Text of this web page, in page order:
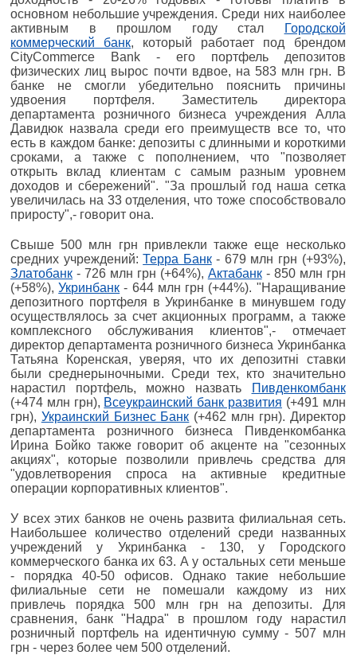
основном небольшие учреждения. Среди них наиболее
активным в прошлом году стал
Городской
коммерческий банк, который работает под брендом
CityCommerce Bank - его портфель депозитов
физических лиц вырос почти вдвое, на 583 млн грн. В
банке не смогли убедительно пояснить причины
удвоения портфеля. Заместитель директора
департамента розничного бизнеса учреждения Алла
Давидюк назвала среди его преимуществ все то, что
есть в каждом банке: депозиты с длинными и короткими
сроками, а также с пополнением, что "позволяет
открыть вклад клиентам с самым разным уровнем
доходов и сбережений". "За прошлый год наша сетка
увеличилась на 33 отделения, что тоже способствовало
приросту",- говорит она.
Свыше 500 млн грн привлекли также еще несколько
средних учреждений:Терра Банк- 679 млн грн (+93%),
Златобанк - 726 млн грн (+64%), Актабанк- 850 млн грн
(+58%),Укринбанк - 644 млн грн (+44%). "Наращивание
депозитного портфеля в Укринбанке в минувшем году
осуществлялось за счет акционных программ, а также
комплексного обслуживания клиентов",- отмечает
директор департамента розничного бизнеса Укринбанка
Татьяна Коренская, уверяя, что их депозитні ставки
были среднерыночными. Среди тех, кто значительно
нарастил портфель, можно назвать
Пивденкомбанк
(+474 млн грн), Всеукраинский банк развития (+491 млн
грн), Украинский Бизнес Банк (+462 млн грн). Директор
департамента розничного бизнеса Пивденкомбанка
Ирина Бойко также говорит об акценте на "сезонных
акциях", которые позволили привлечь средства для
"удовлетворения спроса на активные кредитные
операции корпоративных клиентов".
У всех этих банков не очень развита филиальная сеть.
Наибольшее количество отделений среди названных
учреждений у Укринбанка - 130, у Городского
коммерческого банка их 63. А у остальных сети меньше
- порядка 40-50 офисов. Однако такие небольшие
филиальные сети не помешали каждому из них
привлечь порядка 500 млн грн на депозиты. Для
сравнения, банк "Надра" в прошлом году нарастил
розничный портфель на идентичную сумму - 507 млн
грн - через более чем 500 отделений.